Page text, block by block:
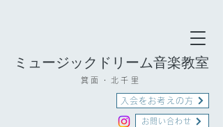
ミュージックドリーム音楽教室
箕面・北千里
入会をお考えの方
お問い合わせ